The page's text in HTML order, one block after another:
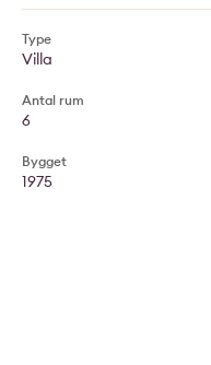
Type
Villa
Antal rum
6
Bygget
1975